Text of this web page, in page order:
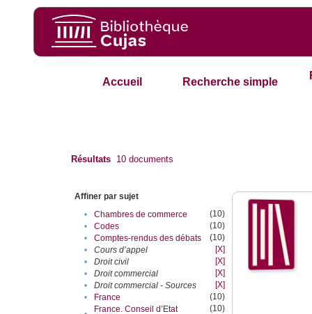
Accueil Recherche simple
Résultats 10 documents
Affiner par sujet
•
Chambres de commerce
(10)
•
Codes
(10)
•
Comptes-rendus des débats
(10)
•
Cours d’appel
[X]
•
Droit civil
[X]
•
Droit commercial
[X]
•
Droit commercial - Sources
[X]
•
France
(10)
France. Conseil d’Etat
(10)